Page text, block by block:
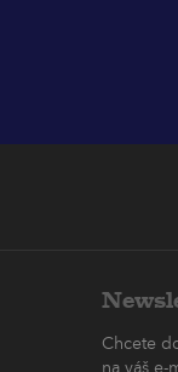
Chcete
na váš e-